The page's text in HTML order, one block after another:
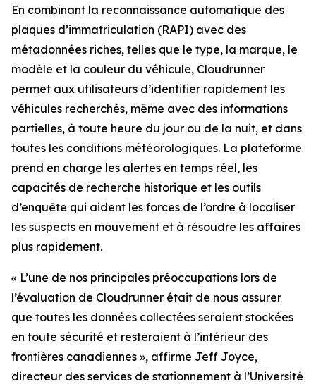
En combinant la reconnaissance automatique des
plaques d’immatriculation (RAPI) avec des
métadonnées riches, telles que le type, la marque, le
modèle et la couleur du véhicule, Cloudrunner
permet aux utilisateurs d’identifier rapidement les
véhicules recherchés, même avec des informations
partielles, à toute heure du jour ou de la nuit, et dans
toutes les conditions météorologiques. La plateforme
prend en charge les alertes en temps réel, les
capacités de recherche historique et les outils
d’enquête qui aident les forces de l’ordre à localiser
les suspects en mouvement et à résoudre les affaires
plus rapidement.
« L’une de nos principales préoccupations lors de
l’évaluation de Cloudrunner était de nous assurer
que toutes les données collectées seraient stockées
en toute sécurité et resteraient à l’intérieur des
frontières canadiennes », affirme Jeff Joyce,
directeur des services de stationnement à l’Université